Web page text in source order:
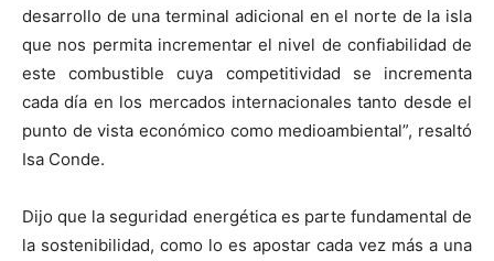
desarrollo de una terminal adicional en el norte de la isla
que nos permita incrementar el nivel de confiabilidad de
este combustible cuya competitividad se incrementa
cada día en los mercados internacionales tanto desde el
punto de vista económico como medioambiental”, resaltó
Isa Conde.
Dijo que la seguridad energética es parte fundamental de
la sostenibilidad, como lo es apostar cada vez más a una